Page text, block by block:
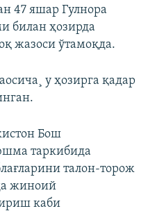
47 яшар Гулнора
билан ҳозирда
жазоси ўтамоқда.
у ҳозирга қадар
Бош
таркибида
талон-торож
жиноий
каби